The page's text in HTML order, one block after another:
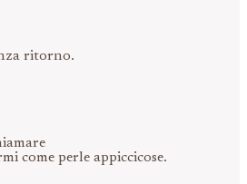
ritorno.
come perle appiccicose.